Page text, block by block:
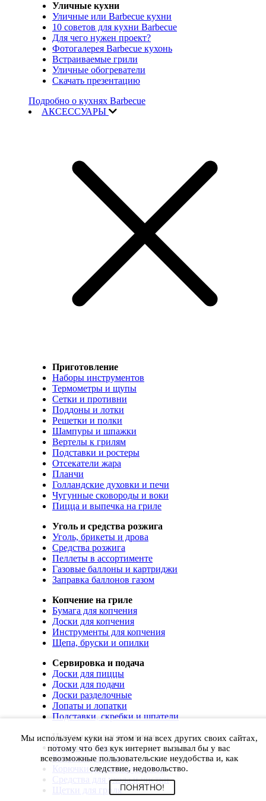
Уличные кухни
Уличные или Barbecue кухни
10 советов для кухни Barbecue
Для чего нужен проект?
Фотогалерея Barbecue кухонь
Встраиваемые грили
Уличные обогреватели
Скачать презентацию
Подробно о кухнях Barbecue
АКСЕССУАРЫ
Приготовление
Наборы инструментов
Термометры и щупы
Сетки и противни
Поддоны и лотки
Решетки и полки
Шампуры и шпажки
Вертелы к грилям
Подставки и ростеры
Отсекатели жара
Планчи
Голландские духовки и печи
Чугунные сковороды и воки
Пицца и выпечка на гриле
Уголь и средства розжига
Уголь, брикеты и дрова
Средства розжига
Пеллеты в ассортименте
Газовые баллоны и картриджи
Заправка баллонов газом
Копчение на гриле
Бумага для копчения
Доски для копчения
Инструменты для копчения
Щепа, бруски и опилки
Сервировка и подача
Доски для пиццы
Доски для подачи
Доски разделочные
Лопаты и лопатки
Подставки, скребки и шпатели
Чистка, уход и хранение
Чехлы и сумки
Коврики для гриля
Корючки для инструментов
Средства для ухода и чистки
Щетки для гриля
Мы используем куки на этом и на всех других своих сайтах,
потому что без кук интернет вызывал бы у вас
всевозможные пользовательские неудобства и, как
следствие, недовольство.
ПОНЯТНО!